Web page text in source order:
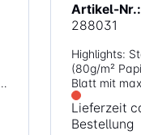
Artikel-Nr.:
288031
Highlights: Stanzkapazität 15 Blatt
(80g/m²
Blatt mit
Müheloses
Einstellbarer
Lieferzeit
Bestellung